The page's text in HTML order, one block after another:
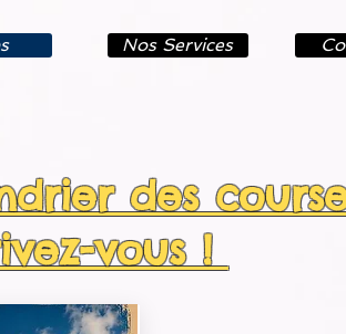
Nos Services
des
vous !